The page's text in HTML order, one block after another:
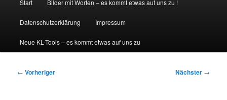
Start Bilder mit Worten – es kommt etwas auf uns zu !
Datenschutzerklärung Impressum
Neue KL-Tools – es kommt etwas auf uns zu
Beitragsnavigation
← Vorheriger Nächster →